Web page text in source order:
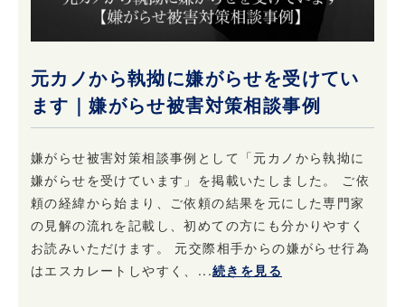
元カノから執拗に嫌がらせを受けてい
ます｜嫌がらせ被害対策相談事例
嫌がらせ被害対策相談事例として「元カノから執拗に
嫌がらせを受けています」を掲載いたしました。 ご依
頼の経緯から始まり、ご依頼の結果を元にした専門家
の見解の流れを記載し、初めての方にも分かりやすく
お読みいただけます。 元交際相手からの嫌がらせ行為
はエスカレートしやすく、...続きを見る